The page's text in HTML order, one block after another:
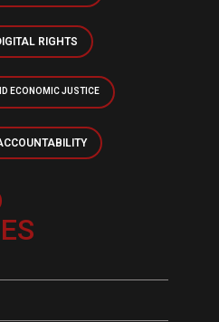
RIGHTS
ECONOMIC JUSTICE